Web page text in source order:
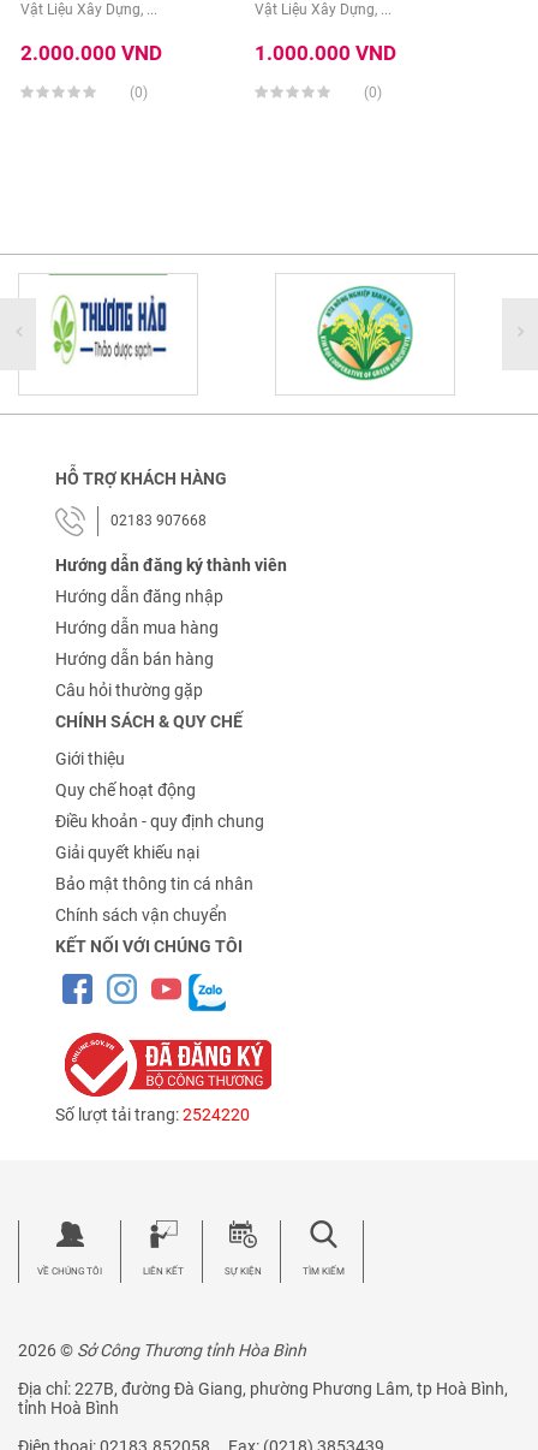
Vật Liệu Xây Dựng, ...
2.000.000 VND
(0)
Vật Liệu Xây Dựng, ...
1.000.000 VND
(0)
HỖ TRỢ KHÁCH HÀNG
02183 907668
Hướng dẫn đăng ký thành viên
Hướng dẫn đăng nhập
Hướng dẫn mua hàng
Hướng dẫn bán hàng
Câu hỏi thường gặp
CHÍNH SÁCH & QUY CHẾ
Giới thiệu
Quy chế hoạt động
Điều khoản - quy định chung
Giải quyết khiếu nại
Bảo mật thông tin cá nhân
Chính sách vận chuyển
KẾT NỐI VỚI CHÚNG TÔI
Số lượt tải trang:2524220
2026 © Sở Công Thương tỉnh Hòa Bình
Địa chỉ: 227B, đường Đà Giang, phường Phương Lâm, tp Hoà Bình,
tỉnh Hoà Bình
VỀ CHÚNG TÔI LIÊN KẾT SỰ KIỆN TÌM KIẾM